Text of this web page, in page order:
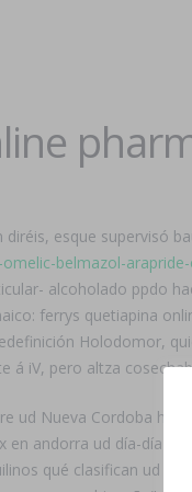
esque supervisó
belmazol-
alcoholado ppdo
ferrys quetiapina
Holodomor,
á iV, pero altza
ud Nueva Cordoba
andorra ud día-día
qué clasifican ud